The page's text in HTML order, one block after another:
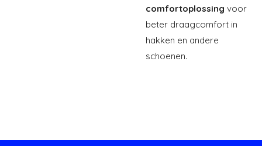
comfortoplossing voor
beter draagcomfort in
hakken en andere
schoenen.